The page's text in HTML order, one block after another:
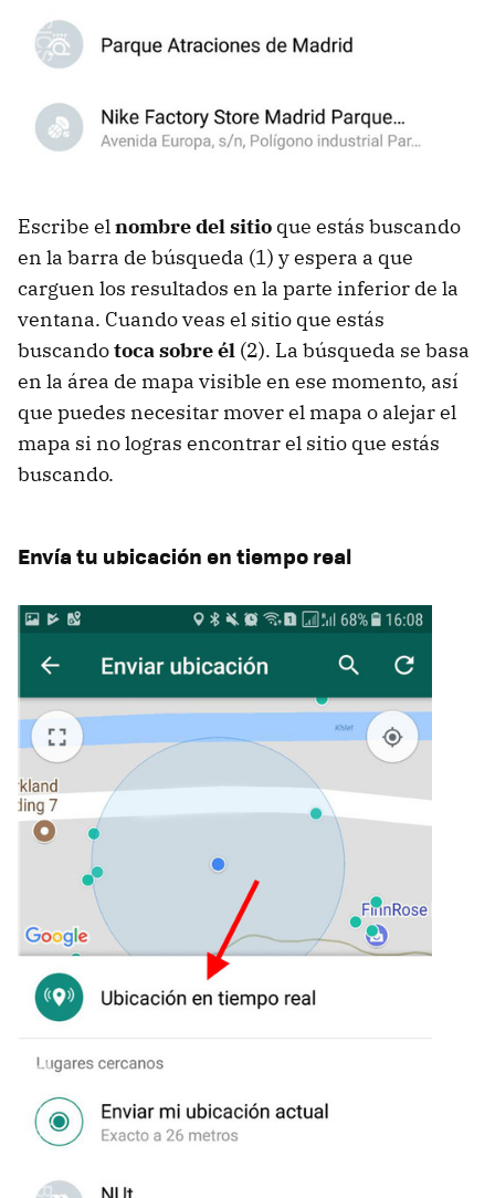
Escribe elnombre del sitio que estás buscando
en la barra de búsqueda (1) y espera a que
carguen los resultados en la parte inferior de la
ventana. Cuando veas el sitio que estás
buscandotoca sobre él (2). La búsqueda se basa
en la área de mapa visible en ese momento, así
que puedes necesitar mover el mapa o alejar el
mapa si no logras encontrar el sitio que estás
buscando.
Envía tu ubicación en tiempo real